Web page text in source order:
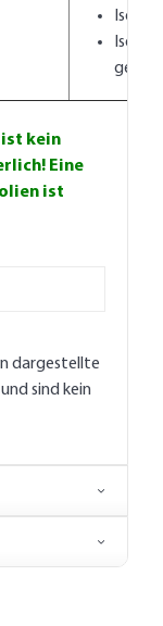
ist kein
Eine
ist
dargestellte
sind kein